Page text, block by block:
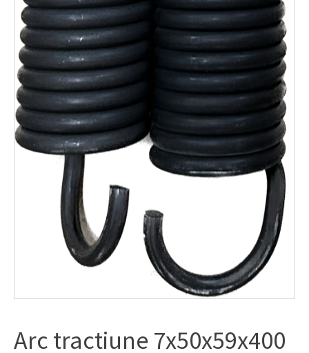
Arc tractiune 7x50x59x400